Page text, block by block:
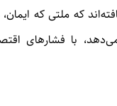
که ملتی که
با فشارهای